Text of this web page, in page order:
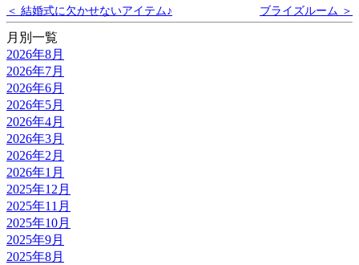
＜ 結婚式に欠かせないアイテム♪ ブライズルーム ＞
月別一覧
2026年8月
2026年7月
2026年6月
2026年5月
2026年4月
2026年3月
2026年2月
2026年1月
2025年12月
2025年11月
2025年10月
2025年9月
2025年8月